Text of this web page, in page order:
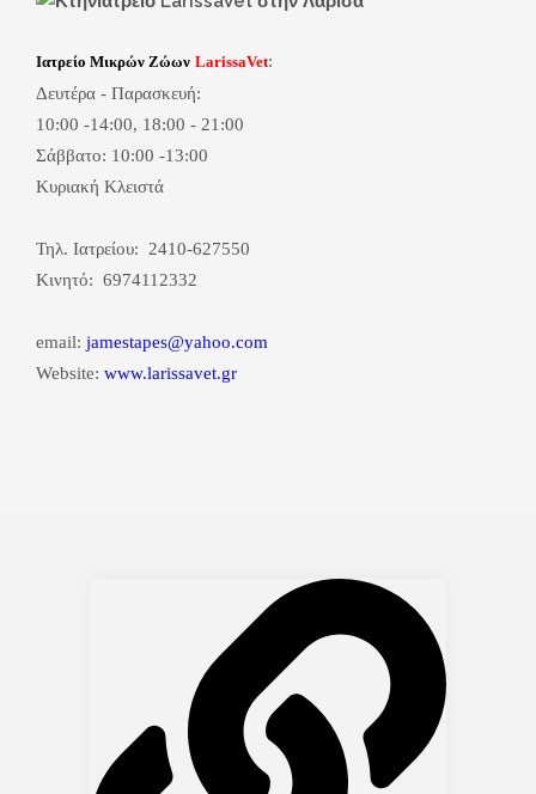
Ιατρείο Μικρών Ζώων LarissaVet:
Δευτέρα - Παρασκευή:
10:00 -14:00, 18:00 - 21:00
Σάββατο: 10:00 -13:00
Κυριακή Κλειστά
Τηλ. Ιατρείου: 2410-627550
Κινητό: 6974112332
email: jamestapes@yahoo.com
Website: www.larissavet.gr